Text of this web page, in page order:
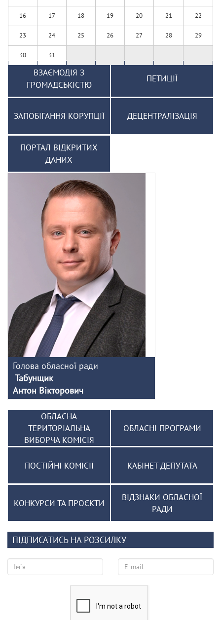
16 17 18 19 20 21 22
23 24 25 26 27 28 29
30 31
ВЗАЄМОДІЯ З
ГРОМАДСЬКІСТЮ
ПЕТИЦІЇ
ЗАПОБІГАННЯ КОРУПЦІЇ ДЕЦЕНТРАЛІЗАЦІЯ
ПОРТАЛ ВІДКРИТИХ
ДАНИХ
Голова обласної ради
Табунщик
Антон Вікторович
ОБЛАСНА
ТЕРИТОРІАЛЬНА
ВИБОРЧА КОМІСІЯ
ОБЛАСНІ ПРОГРАМИ
ПОСТІЙНІ КОМІСІЇ КАБІНЕТ ДЕПУТАТА
КОНКУРСИ ТА ПРОЄКТИ
ВІДЗНАКИ ОБЛАСНОЇ
РАДИ
ПІДПИСАТИСЬ НА РОЗСИЛКУ